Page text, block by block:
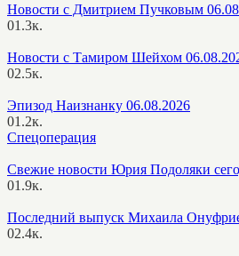
Новости с Дмитрием Пучковым
01.3к.
Новости с Тамиром Шейхом
02.5к.
Эпизод Наизнанку 06.08.2026
01.2к.
Спецоперация
Свежие новости Юрия Подоляки
01.9к.
Последний выпуск Михаила
02.4к.